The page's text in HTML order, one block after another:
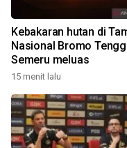
Kebakaran hutan di
Nasional Bromo
Semeru meluas
15 menit lalu